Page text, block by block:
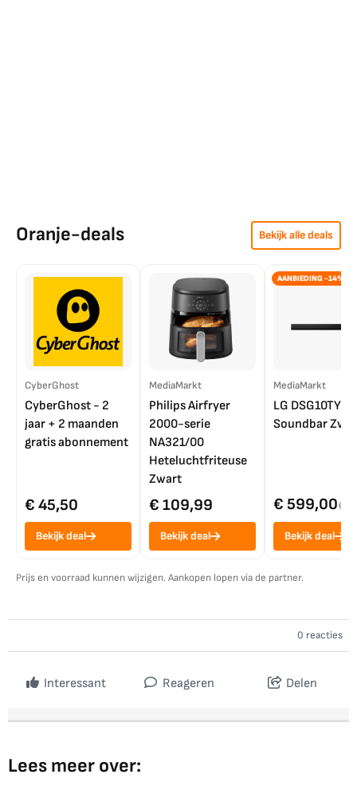
Oranje-deals Bekijk alle deals
CyberGhost
CyberGhost - 2
jaar + 2 maanden
gratis abonnement
€ 45,50
Bekijk deal
MediaMarkt
Philips Airfryer
2000-serie
NA321/00
Heteluchtfriteuse
Zwart
€ 109,99
Bekijk deal
AANBIEDING -14%
MediaMarkt
LG DSG10TY
Soundbar
€ 599,00€
Bekijk deal
Prijs en voorraad kunnen wijzigen. Aankopen lopen via de partner.
0 reacties
Interessant Reageren Delen
Lees meer over: